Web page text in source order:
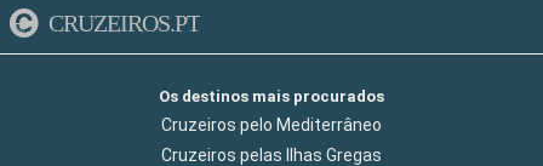
CRUZEIROS.PT
Os destinos mais procurados
Cruzeiros pelo Mediterrâneo
Cruzeiros pelas Ilhas Gregas